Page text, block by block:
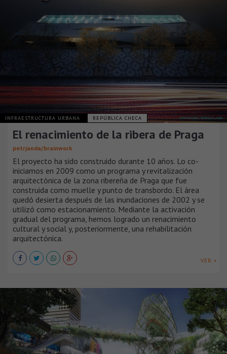
INFRAESTRUCTURA URBANA REPÚBLICA CHECA
El renacimiento de la ribera de Praga
petrjanda/brainwork
El proyecto ha sido construido durante 10 años. Lo co-
iniciamos en 2009 como un programa y revitalización
arquitectónica de la zona ribereña de Praga que fue
construida como muelle y punto de transbordo. El área
quedó desierta después de las inundaciones de 2002 y se
utilizó como estacionamiento. Mediante la activación
gradual del programa, hemos logrado un renacimiento
cultural y social y, posteriormente, una rehabilitación
arquitectónica.
VER +